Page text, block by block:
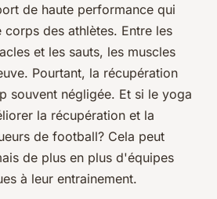
de haute performance qui
des athlètes. Entre les
et les sauts, les muscles
Pourtant, la récupération
souvent négligée. Et si le yoga
la récupération et la
de football? Cela peut
de plus en plus d'équipes
à leur entrainement.